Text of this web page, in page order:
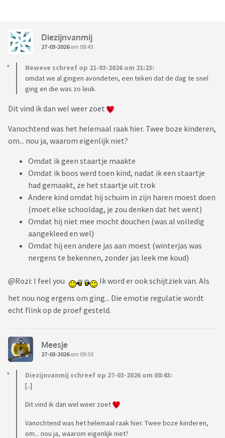
Diezijnvanmij
27-03-2026om 08:43
Neweve schreef op 21-03-2026 om 21:23:
omdat we al gingen avondeten, een teken dat de dag te snel
ging en die was zo leuk.
Dit vind ik dan wel weer zoet
Vanochtend was het helemaal raak hier. Twee boze kinderen,
om... nou ja, waarom eigenlijk niet?
Omdat ik geen staartje maakte
Omdat ik boos werd toen kind, nadat ik een staartje
had gemaakt, ze het staartje uit trok
Andere kind omdat hij schuim in zijn haren moest doen
(moet elke schooldag, je zou denken dat het went)
Omdat hij niet mee mocht douchen (was al volledig
aangekleed en wel)
Omdat hij een andere jas aan moest (winterjas was
nergens te bekennen, zonder jas leek me koud)
@Rozi: I feel you
Ik word er ook schijtziek van. Als
het nou nog ergens om ging... Die emotie regulatie wordt
echt flink op de proef gesteld.
Meesje
27-03-2026om 09:30
Diezijnvanmij schreef op 27-03-2026 om 08:43:
[..]
Dit vind ik dan wel weer zoet
Vanochtend was het helemaal raak hier. Twee boze kinderen,
om... nou ja, waarom eigenlijk niet?